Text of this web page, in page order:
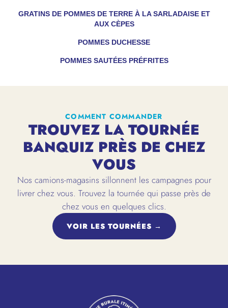
GRATINS DE POMMES DE TERRE À LA SARLADAISE ET
AUX CÈPES
POMMES DUCHESSE
POMMES SAUTÉES PRÉFRITES
COMMENT COMMANDER
TROUVEZ LA TOURNÉE
BANQUIZ PRÈS DE CHEZ
VOUS
Nos camions-magasins sillonnent les campagnes pour
livrer chez vous. Trouvez la tournée qui passe près de
chez vous en quelques clics.
VOIR LES TOURNÉES →